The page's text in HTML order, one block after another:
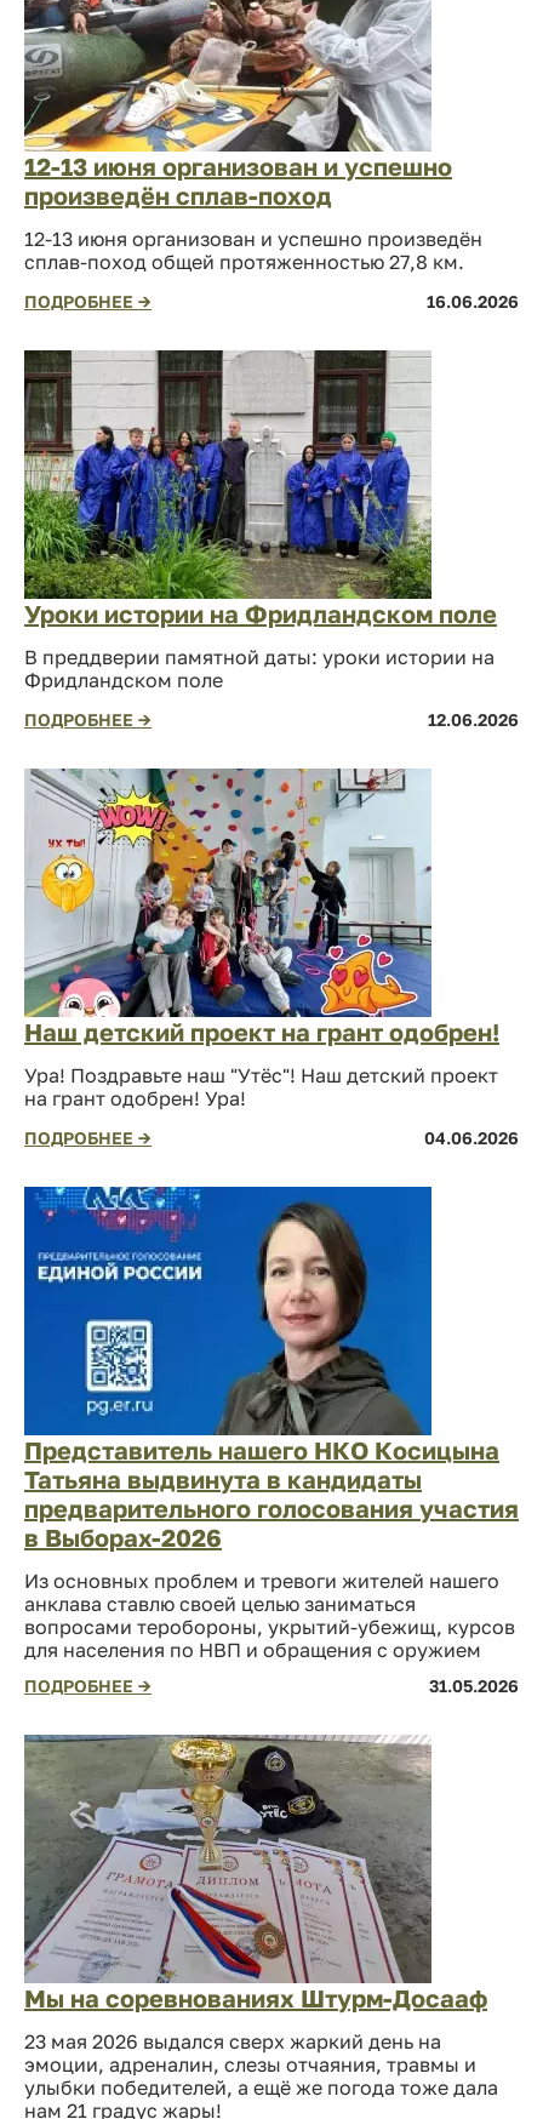
12-13 июня организован и успешно
произведён сплав-поход
12-13 июня организован и успешно произведён
сплав-поход общей протяженностью 27,8 км.
ПОДРОБНЕЕ → 16.06.2026
Уроки истории на Фридландском поле
В преддверии памятной даты: уроки истории на
Фридландском поле
ПОДРОБНЕЕ → 12.06.2026
Наш детский проект на грант одобрен!
Ура! Поздравьте наш "Утёс"! Наш детский проект
на грант одобрен! Ура!
ПОДРОБНЕЕ → 04.06.2026
Представитель нашего НКО Косицына
Татьяна выдвинута в кандидаты
предварительного голосования участия
в Выборах-2026
Из основных проблем и тревоги жителей нашего
анклава ставлю своей целью заниматься
вопросами теробороны, укрытий-убежищ, курсов
для населения по НВП и обращения с оружием
ПОДРОБНЕЕ → 31.05.2026
Мы на соревнованиях Штурм-Досааф
23 мая 2026 выдался сверх жаркий день на
эмоции, адреналин, слезы отчаяния, травмы и
улыбки победителей, а ещё же погода тоже дала
нам 21 градус жары!